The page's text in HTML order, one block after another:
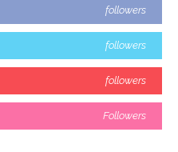
followers
followers
followers
Followers